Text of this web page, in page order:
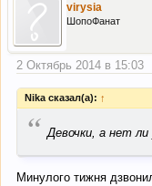
virysia
ШопоФанат
2 Октябрь 2014 в 15:03
Nika сказал(а): ↑
“ Девочки, а нет ли
Минулого тижня